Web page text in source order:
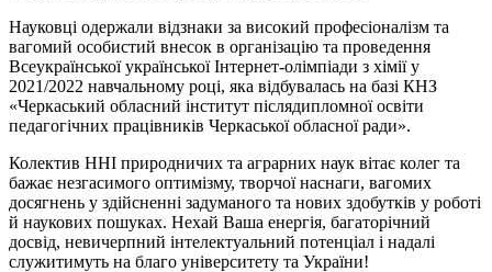
Науковці одержали відзнаки за високий професіоналізм та
вагомий особистий внесок в організацію та проведення
Всеукраїнської української Інтернет-олімпіади з хімії у
2021/2022 навчальному році, яка відбувалась на базі КНЗ
«Черкаський обласний інститут післядипломної освіти
педагогічних працівників Черкаської обласної ради».
Колектив ННІ природничих та аграрних наук вітає колег та
бажає незгасимого оптимізму, творчої наснаги, вагомих
досягнень у здійсненні задуманого та нових здобутків у роботі
й наукових пошуках. Нехай Ваша енергія, багаторічний
досвід, невичерпний інтелектуальний потенціал і надалі
служитимуть на благо університету та України!